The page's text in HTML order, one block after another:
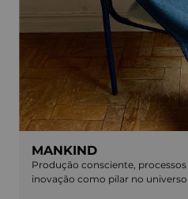
MANKIND
Produção consciente,
inovação como pilar no